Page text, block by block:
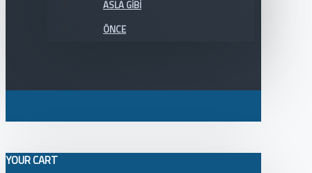
ASLA GIBI
ÖNCE
YOUR CART